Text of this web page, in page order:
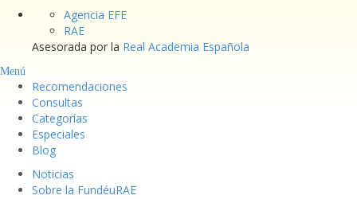
Agencia EFE
RAE
Asesorada por la Real Academia Española
Menú
Recomendaciones
Consultas
Categorías
Especiales
Blog
Noticias
Sobre la FundéuRAE